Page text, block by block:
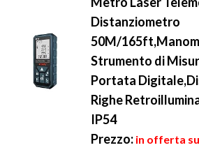
Distanziometro
50M/
Strumento di
Portata
Righe
IP54
Prezzo: in offerta